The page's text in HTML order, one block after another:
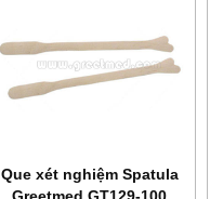
Que xét nghiệm Spatula
Greetmed GT129-100